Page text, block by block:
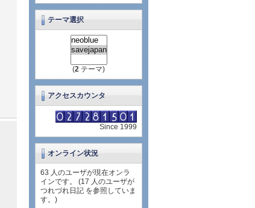
テーマ選択
(2 テーマ)
アクセスカウンタ
Since 1999
オンライン状況
63 人のユーザが現在オンラ
インです。 (17 人のユーザが
つれづれ日記 を参照していま
す。)